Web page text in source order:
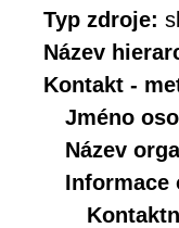
Typ zdroje:
Název
Kontakt -
Jméno
Název
Informace